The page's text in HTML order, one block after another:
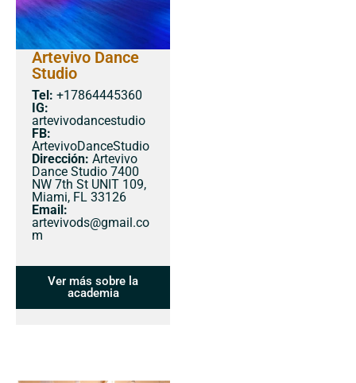
Artevivo Dance
Studio
Tel: +17864445360
IG:
artevivodancestudio
FB:
ArtevivoDanceStudio
Dirección: Artevivo
Dance Studio 7400
NW 7th St UNIT 109,
Miami, FL 33126
Email:
artevivods@gmail.co
m
Ver más sobre la
academia